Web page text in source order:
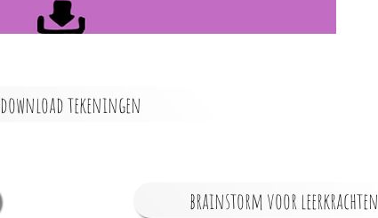
download tekeningen
brainstorm voor leerkrachten